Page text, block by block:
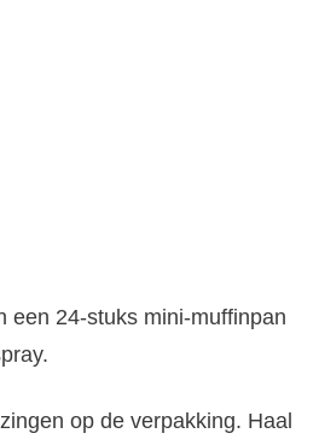
een 24-stuks mini-muffinpan
op de verpakking. Haal